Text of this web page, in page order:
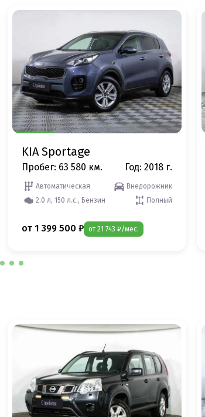
KIA Sportage
Пробег: 63 580 км. Год: 2018 г.
Автоматическая
Внедорожник
2.0 л, 150 л.с., Бензин
Полный
от 1 399 500 ₽ от 21 743 ₽/мес.